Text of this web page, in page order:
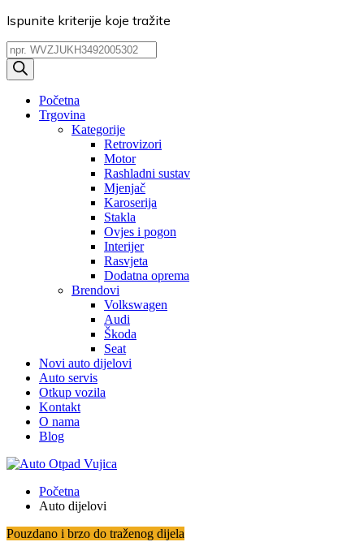
Ispunite kriterije koje tražite
Products
search
Početna
Trgovina
Kategorije
Retrovizori
Motor
Rashladni sustav
Mjenjač
Karoserija
Stakla
Ovjes i pogon
Interijer
Rasvjeta
Dodatna oprema
Brendovi
Volkswagen
Audi
Škoda
Seat
Novi auto dijelovi
Auto servis
Otkup vozila
Kontakt
O nama
Blog
Početna
Auto dijelovi
Pouzdano i brzo do traženog dijela